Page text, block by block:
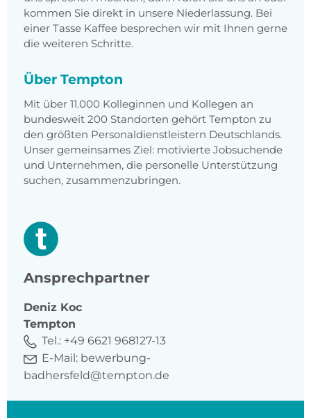
kommen Sie direkt in unsere Niederlassung. Bei
einer Tasse Kaffee besprechen wir mit Ihnen gerne
die weiteren Schritte.
Über Tempton
Mit über 11.000 Kolleginnen und Kollegen an
bundesweit 200 Standorten gehört Tempton zu
den größten Personaldienstleistern Deutschlands.
Unser gemeinsames Ziel: motivierte Jobsuchende
und Unternehmen, die personelle Unterstützung
suchen, zusammenzubringen.
Ansprechpartner
Deniz Koc
Tempton
Tel.: +49 6621 968127-13
E-Mail: bewerbung-
badhersfeld@tempton.de